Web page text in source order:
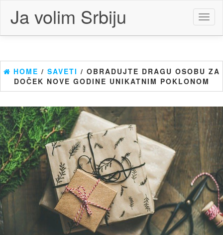
content
Ja volim Srbiju
HOME / SAVETI / OBRADUJTE DRAGU OSOBU ZA
DOČEK NOVE GODINE UNIKATNIM POKLONOM